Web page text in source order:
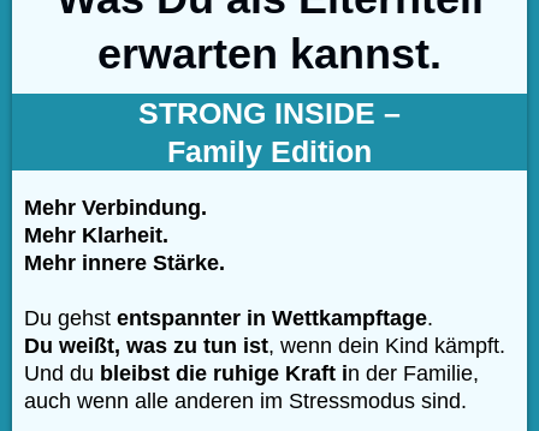
erwarten kannst.
STRONG INSIDE –
Family Edition
Mehr Verbindung.
Mehr Klarheit.
Mehr innere Stärke.
Du gehst entspannter in Wettkampftage.
Du weißt, was zu tun ist, wenn dein Kind kämpft.
Und du bleibst die ruhige Kraft in der Familie,
auch wenn alle anderen im Stressmodus sind.